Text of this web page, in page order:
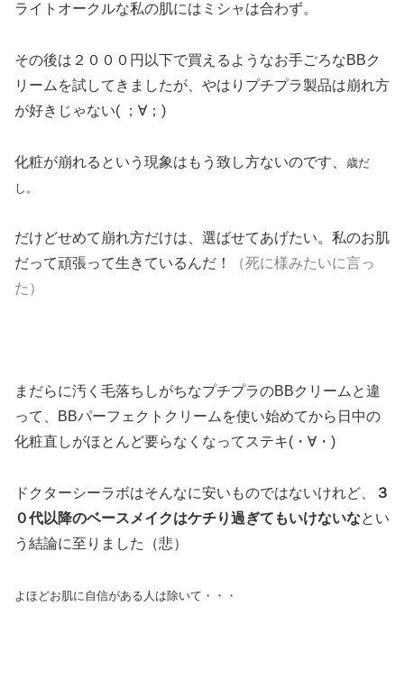
ライトオークルな私の肌にはミシャは合わず。
その後は２０００円以下で買えるようなお手ごろなBBク
リームを試してきましたが、やはりプチプラ製品は崩れ方
が好きじゃない( ；∀；)
化粧が崩れるという現象はもう致し方ないのです、
歳だ
し。
だけどせめて崩れ方だけは、選ばせてあげたい。私のお肌
だって頑張って生きているんだ！
（死に様みたいに言っ
た）
まだらに汚く毛落ちしがちなプチプラのBBクリームと違
って、BBパーフェクトクリームを使い始めてから日中の
化粧直しがほとんど要らなくなってステキ(・∀・)
ドクターシーラボはそんなに安いものではないけれど、
３
０代以降のベースメイクはケチり過ぎてもいけないなとい
う結論に至りました（悲）
よほどお肌に自信がある人は除いて・・・